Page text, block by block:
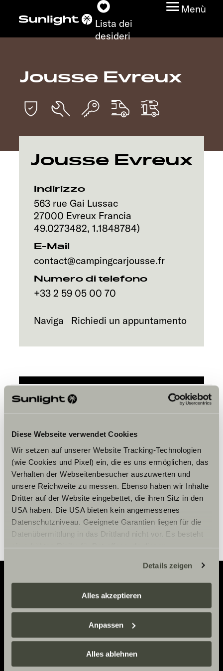
Diese Webseite verwendet Cookies
Wir setzen auf unserer Website Tracking-Technologien
(wie Cookies und Pixel) ein, die es uns ermöglichen, das
Verhalten der Webseitenbesucher auszuwerten und
unsere Reichweite zu messen. Ebenso haben wir Inhalte
Dritter auf der Website eingebettet, die ihren Sitz in den
USA haben. Die USA bieten kein angemessenes
Datenschutzniveau. Geeignete Garantien liegen für die
Datenübermittlung in das Drittland nicht vor. Es besteht
ein erhöhtes Risiko für Betroffene, da diesen
zustehen. Eingesetzte Dienstleister können Daten für
eigene Zwecke verarbeiten und mit anderen Daten
zusammenführen. Weitere Informationen finden Sie hier:
Datenschutzerklärung
einzelne Cookies/Dienste in den Einstellungen aus,
erteilen Sie uns Ihre Einwilligung zur Verarbeitung Ihrer
Daten zu den genannten Zwecken. Die Einwilligung ist
freiwillig, für den Besuch der Website nicht erforderlich
Details zeigen
Alles akzeptieren
Anpassen
Alles ablehnen
Lista dei
desideri
Menù
Modelli
Configuratore
Trovate il vostro
Sunlight
Scoprire
Servizi
Jousse Evreux
Jousse Evreux
Indirizzo
563 rue Gai Lussac
27000 Evreux Francia
49.0273482, 1.1848784)
E-Mail
contact@campingcarjousse.fr
Numero di telefono
+33 2 59 05 00 70
Naviga Richiedi un appuntamento
accettare i cookies marketing.
Impostazioni Cookie
Adventure